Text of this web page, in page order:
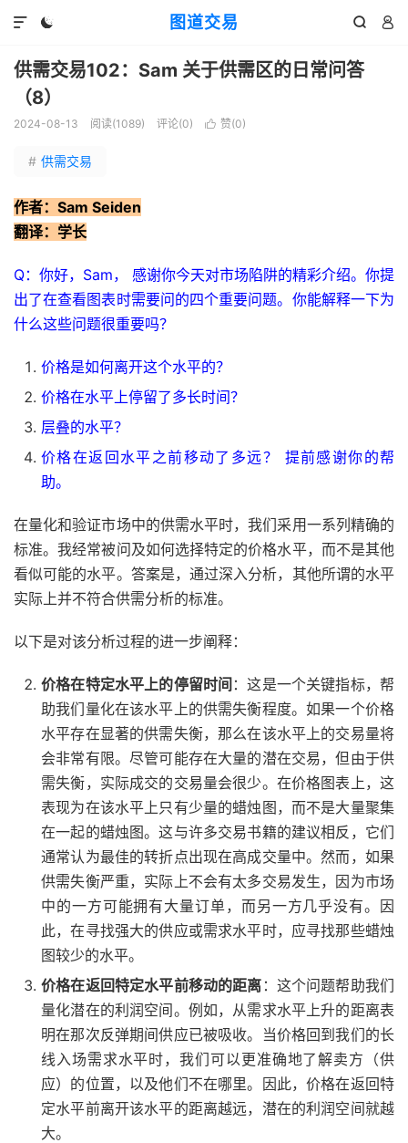
图道交易
  

供需交易102：Sam 关于供需区的日常问答
（8）
2024-08-13 阅读(1089) 评论(0)  赞(0)
# 供需交易
作者：Sam Seiden
翻译：学长
Q：你好，Sam， 感谢你今天对市场陷阱的精彩介绍。你提
出了在查看图表时需要问的四个重要问题。你能解释一下为
什么这些问题很重要吗？
价格是如何离开这个水平的？
价格在水平上停留了多长时间？
层叠的水平？
价格在返回水平之前移动了多远？ 提前感谢你的帮
助。
在量化和验证市场中的供需水平时，我们采用一系列精确的
标准。我经常被问及如何选择特定的价格水平，而不是其他
看似可能的水平。答案是，通过深入分析，其他所谓的水平
实际上并不符合供需分析的标准。
以下是对该分析过程的进一步阐释：
价格在特定水平上的停留时间 ：这是一个关键指标，帮
助我们量化在该水平上的供需失衡程度。如果一个价格
水平存在显著的供需失衡，那么在该水平上的交易量将
会非常有限。尽管可能存在大量的潜在交易，但由于供
需失衡，实际成交的交易量会很少。在价格图表上，这
表现为在该水平上只有少量的蜡烛图，而不是大量聚集
在一起的蜡烛图。这与许多交易书籍的建议相反，它们
通常认为最佳的转折点出现在高成交量中。然而，如果
供需失衡严重，实际上不会有太多交易发生，因为市场
中的一方可能拥有大量订单，而另一方几乎没有。因
此，在寻找强大的供应或需求水平时，应寻找那些蜡烛
图较少的水平。
价格在返回特定水平前移动的距离 ：这个问题帮助我们
量化潜在的利润空间。例如，从需求水平上升的距离表
明在那次反弹期间供应已被吸收。当价格回到我们的长
线入场需求水平时，我们可以更准确地了解卖方（供
应）的位置，以及他们不在哪里。因此，价格在返回特
定水平前离开该水平的距离越远，潜在的利润空间就越
大。